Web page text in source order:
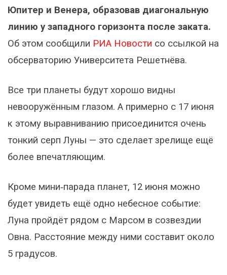
Юпитер и Венера, образовав диагональную
линию у западного горизонта после заката.
Об этом сообщили РИА Новости со ссылкой на
обсерваторию Университета Решетнёва.
Все три планеты будут хорошо видны
невооружённым глазом. А примерно с 17 июня
к этому выравниванию присоединится очень
тонкий серп Луны — это сделает зрелище ещё
более впечатляющим.
Кроме мини‑парада планет, 12 июня можно
будет увидеть ещё одно небесное событие:
Луна пройдёт рядом с Марсом в созвездии
Овна. Расстояние между ними составит около
5 градусов.